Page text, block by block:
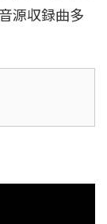
源収録曲多